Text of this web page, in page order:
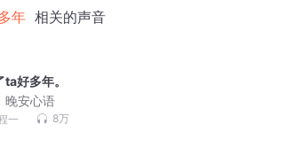
年 相关的声音
好多年。
晚安心语
一 8万